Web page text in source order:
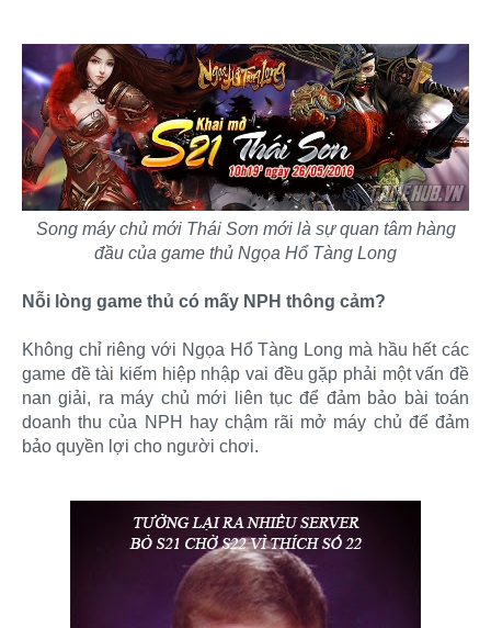
Song máy chủ mới Thái Sơn mới là sự quan tâm hàng
đầu của game thủ Ngọa Hổ Tàng Long
Nỗi lòng game thủ có mấy NPH thông cảm?
Không chỉ riêng với Ngọa Hổ Tàng Long mà hầu hết các
game đề tài kiếm hiệp nhập vai đều gặp phải một vấn đề
nan giải, ra máy chủ mới liên tục để đảm bảo bài toán
doanh thu của NPH hay chậm rãi mở máy chủ để đảm
bảo quyền lợi cho người chơi.